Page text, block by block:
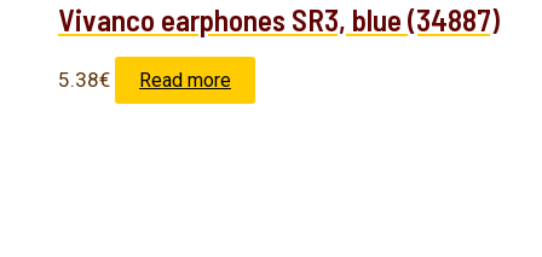
Vivanco earphones SR3, blue (34887)
5.38€ Read more